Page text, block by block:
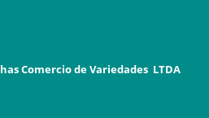
Comercio de Variedades LTDA